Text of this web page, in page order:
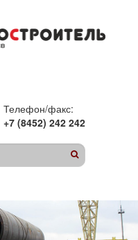
Телефон/факс:
+7 (8452) 242 242